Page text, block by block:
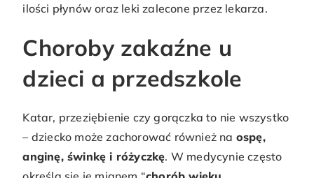
ilości płynów oraz leki zalecone przez lekarza.
Choroby zakaźne u
dzieci a przedszkole
Katar, przeziębienie czy gorączka to nie wszystko
– dziecko może zachorować również na ospę,
anginę, świnkę i różyczkę. W medycynie często